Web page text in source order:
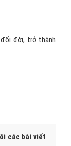
đời, trở thành
các bài viết